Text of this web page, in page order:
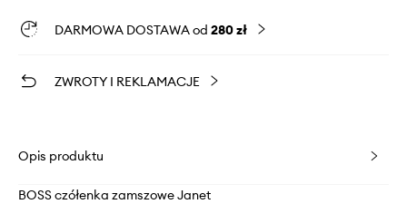
DARMOWA DOSTAWA od 280 zł
ZWROTY I REKLAMACJE
Opis produktu
BOSS czółenka zamszowe Janet